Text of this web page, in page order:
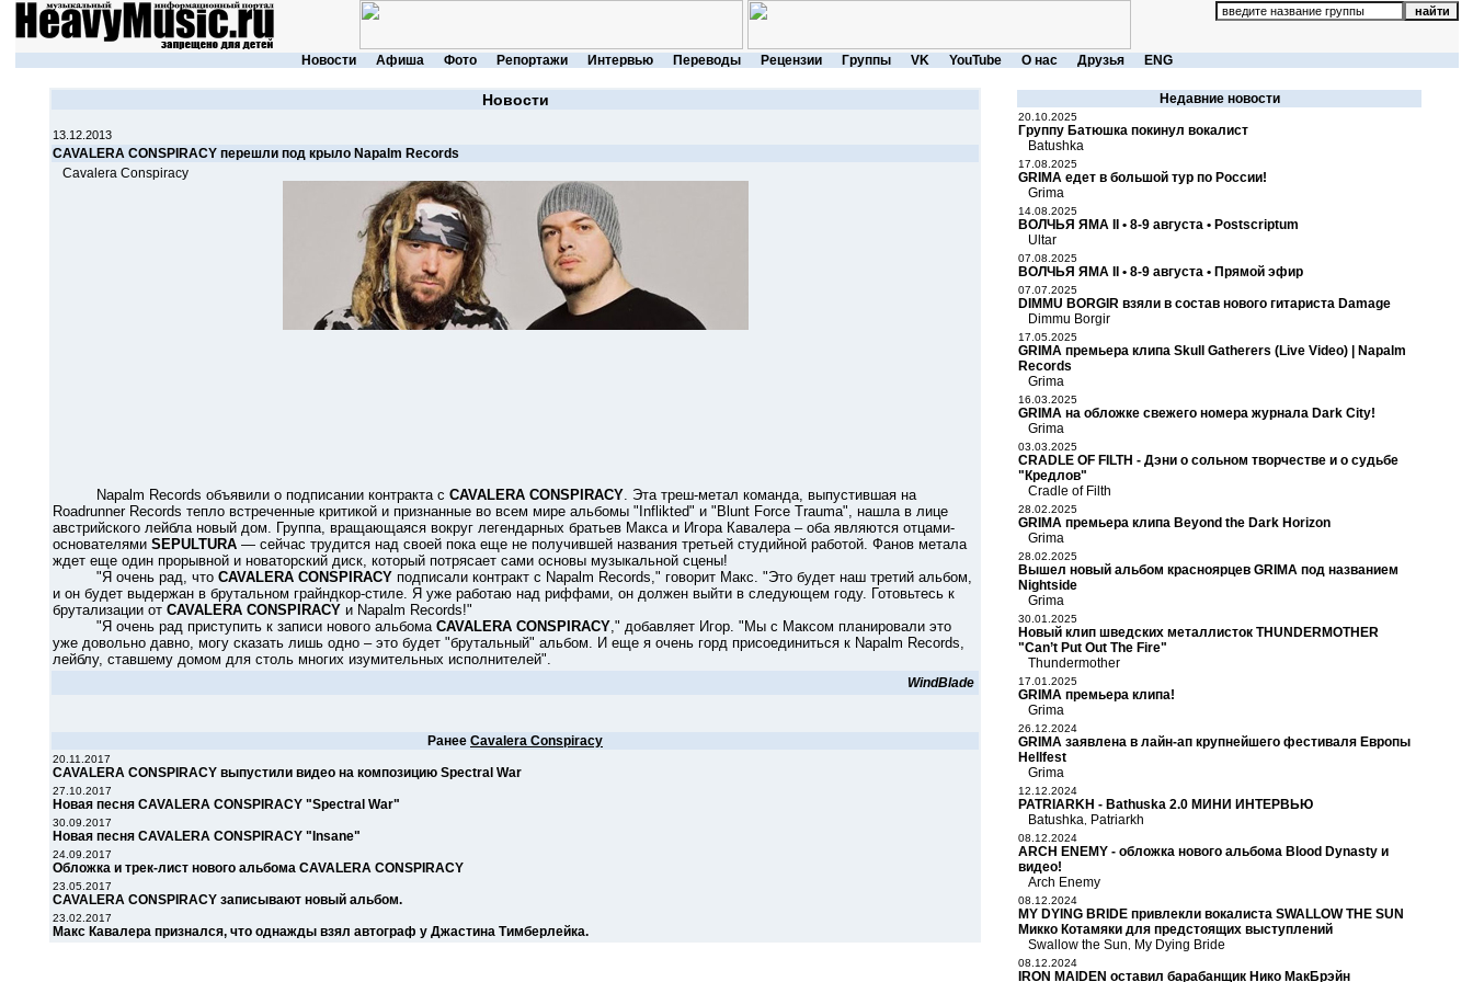
Новости Афиша Фото Репортажи Интервью Переводы Рецензии Группы VK YouTube О нас Друзья ENG
Новости
13.12.2013
CAVALERA CONSPIRACY перешли под крыло Napalm Records
Cavalera Conspiracy
Napalm Records объявили о подписании контракта с CAVALERA CONSPIRACY. Эта треш-метал команда, выпустившая на
Roadrunner Records тепло встреченные критикой и признанные во всем мире альбомы "Inflikted" и "Blunt Force Trauma", нашла в лице
австрийского лейбла новый дом. Группа, вращающаяся вокруг легендарных братьев Макса и Игора Кавалера – оба являются отцами-
основателями SEPULTURA — сейчас трудится над своей пока еще не получившей названия третьей студийной работой. Фанов метала
ждет еще один прорывной и новаторский диск, который потрясает сами основы музыкальной сцены!
"Я очень рад, что CAVALERA CONSPIRACY подписали контракт с Napalm Records," говорит Макс. "Это будет наш третий альбом,
и он будет выдержан в брутальном грайндкор-стиле. Я уже работаю над риффами, он должен выйти в следующем году. Готовьтесь к
брутализации от CAVALERA CONSPIRACY и Napalm Records!"
"Я очень рад приступить к записи нового альбома CAVALERA CONSPIRACY," добавляет Игор. "Мы с Максом планировали это
уже довольно давно, могу сказать лишь одно – это будет "брутальный" альбом. И еще я очень горд присоединиться к Napalm Records,
лейблу, ставшему домом для столь многих изумительных исполнителей".
WindBlade
Ранее Cavalera Conspiracy
20.11.2017
CAVALERA CONSPIRACY выпустили видео на композицию Spectral War
27.10.2017
Новая песня CAVALERA CONSPIRACY "Spectral War"
30.09.2017
Новая песня CAVALERA CONSPIRACY "Insane"
24.09.2017
Обложка и трек-лист нового альбома CAVALERA CONSPIRACY
23.05.2017
CAVALERA CONSPIRACY записывают новый альбом.
23.02.2017
Макс Кавалера признался, что однажды взял автограф у Джастина Тимберлейка.
Недавние новости
20.10.2025
Группу Батюшка покинул вокалист
Batushka
17.08.2025
GRIMA едет в большой тур по России!
Grima
14.08.2025
ВОЛЧЬЯ ЯМА II • 8-9 августа • Postscriptum
Ultar
07.08.2025
ВОЛЧЬЯ ЯМА II • 8-9 августа • Прямой эфир
07.07.2025
DIMMU BORGIR взяли в состав нового гитариста Damage
Dimmu Borgir
17.05.2025
GRIMA премьера клипа Skull Gatherers (Live Video) | Napalm
Records
Grima
16.03.2025
GRIMA на обложке свежего номера журнала Dark City!
Grima
03.03.2025
CRADLE OF FILTH - Дэни о сольном творчестве и о судьбе
"Кредлов"
Cradle of Filth
28.02.2025
GRIMA премьера клипа Beyond the Dark Horizon
Grima
28.02.2025
Вышел новый альбом красноярцев GRIMA под названием
Nightside
Grima
30.01.2025
Новый клип шведских металлисток THUNDERMOTHER
"Can’t Put Out The Fire"
Thundermother
17.01.2025
GRIMA премьера клипа!
Grima
26.12.2024
GRIMA заявлена в лайн-ап крупнейшего фестиваля Европы
Hellfest
Grima
12.12.2024
PATRIARKH - Bathuska 2.0 МИНИ ИНТЕРВЬЮ
Batushka Patriarkh
08.12.2024
ARCH ENEMY - обложка нового альбома Blood Dynasty и
видео!
Arch Enemy
08.12.2024
MY DYING BRIDE привлекли вокалиста SWALLOW THE SUN
Микко Котамяки для предстоящих выступлений
Swallow the Sun
My Dying Bride
08.12.2024
IRON MAIDEN оставил барабанщик Нико МакБрэйн